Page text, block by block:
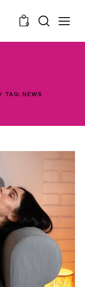
0
TAG: NEWS